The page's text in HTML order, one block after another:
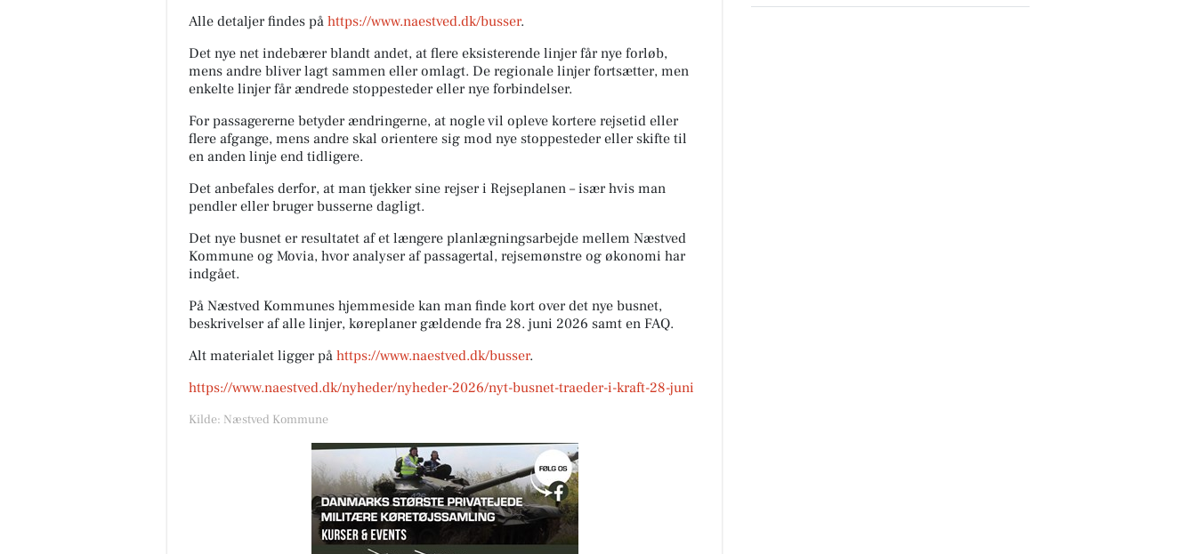
Alle detaljer findes på https://www.naestved.dk/busser.
Det nye net indebærer blandt andet, at flere eksisterende linjer får nye forløb,
mens andre bliver lagt sammen eller omlagt. De regionale linjer fortsætter, men
enkelte linjer får ændrede stoppesteder eller nye forbindelser.
For passagererne betyder ændringerne, at nogle vil opleve kortere rejsetid eller
flere afgange, mens andre skal orientere sig mod nye stoppesteder eller skifte til
en anden linje end tidligere.
Det anbefales derfor, at man tjekker sine rejser i Rejseplanen – især hvis man
pendler eller bruger busserne dagligt.
Det nye busnet er resultatet af et længere planlægningsarbejde mellem Næstved
Kommune og Movia, hvor analyser af passagertal, rejsemønstre og økonomi har
indgået.
På Næstved Kommunes hjemmeside kan man finde kort over det nye busnet,
beskrivelser af alle linjer, køreplaner gældende fra 28. juni 2026 samt en FAQ.
Alt materialet ligger på https://www.naestved.dk/busser.
https://www.naestved.dk/nyheder/nyheder-2026/nyt-busnet-traeder-i-kraft-28-juni
Kilde: Næstved Kommune